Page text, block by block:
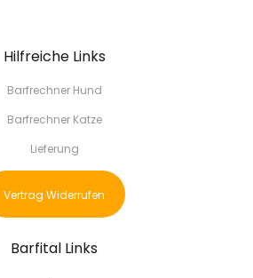
Hilfreiche Links
Barfrechner Hund
Barfrechner Katze
Lieferung
Vertrag Widerrufen
Barfital Links